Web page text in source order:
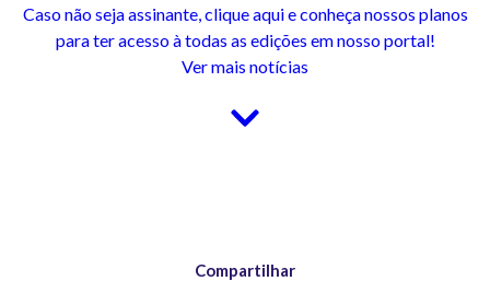
Caso não seja assinante, clique aqui e conheça nossos planos
para ter acesso à todas as edições em nosso portal!
Ver mais notícias
Compartilhar